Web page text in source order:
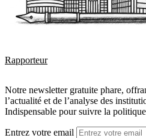
Rapporteur
Notre newsletter gratuite phare,
l’actualité et de l’analyse des
Indispensable pour suivre la
Entrez votre email